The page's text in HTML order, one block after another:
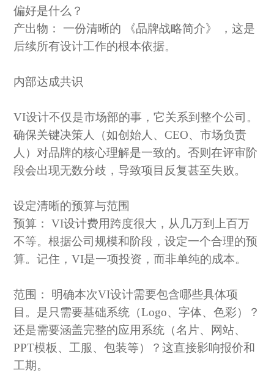
偏好是什么？
产出物：
一份清晰的 《品牌战略简介》
，这是
后续所有设计工作的根本依据。
内部达成共识
VI设计不仅是市场部的事，它关系到整个公司。
确保关键决策人（如创始人、CEO、市场负责
人）对品牌的核心理解是一致的。否则在评审阶
段会出现无数分歧，导致项目反复甚至失败。
设定清晰的预算与范围
预算：
VI设计费用跨度很大，从几万到上百万
不等。根据公司规模和阶段，设定一个合理的预
算。记住，VI是一项投资，而非单纯的成本。
范围： 明确本次VI设计需要包含哪些具体项
目。是只需要基础系统（Logo、字体、色彩）？
还是需要涵盖完整的应用系统（名片、网站、
PPT模板、工服、包装等）？这直接影响报价和
工期。